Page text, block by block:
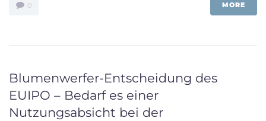
0 MORE
Blumenwerfer-Entscheidung des
EUIPO – Bedarf es einer
Nutzungsabsicht bei der